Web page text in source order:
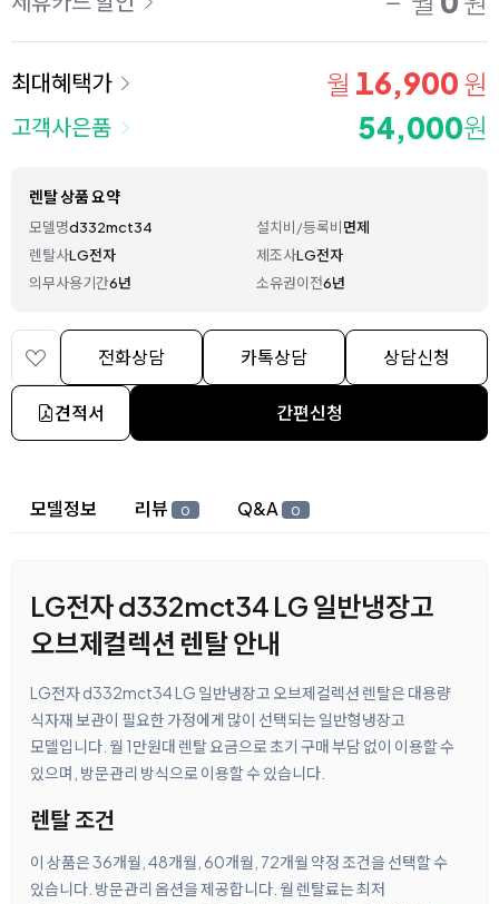
최대혜택가 월 16,900 원
고객사은품 54,000원
렌탈 상품 요약
모델명d332mct34 설치비/등록비면제
렌탈사LG전자 제조사LG전자
의무사용기간6년 소유권이전6년
전화상담 카톡상담 상담신청
견적서 간편신청
상세 정보
모델정보 리뷰 0 Q&A 0
LG전자 d332mct34 LG 일반냉장고
오브제컬렉션 렌탈 안내
LG전자 d332mct34 LG 일반냉장고 오브제컬렉션 렌탈은 대용량
식자재 보관이 필요한 가정에게 많이 선택되는 일반형냉장고
모델입니다. 월 1만원대 렌탈 요금으로 초기 구매 부담 없이 이용할 수
있으며, 방문관리 방식으로 이용할 수 있습니다.
렌탈 조건
이 상품은 36개월, 48개월, 60개월, 72개월 약정 조건을 선택할 수
있습니다. 방문관리 옵션을 제공합니다. 월 렌탈료는 최저